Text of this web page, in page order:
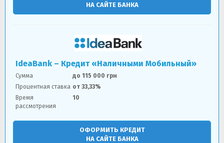
НА САЙТЕ БАНКА
IdeaBank – Кредит «Наличными Мобильный»
Сумма
до 115 000 грн
Процентная ставка от 33,33%
Время
рассмотрения
10
ОФОРМИТЬ КРЕДИТ
НА САЙТЕ БАНКА